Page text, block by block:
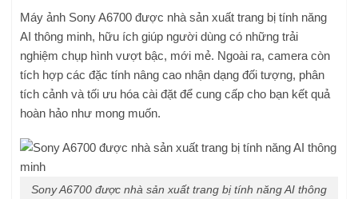
Máy ảnh Sony A6700 được nhà sản xuất trang bị tính năng
AI thông minh, hữu ích giúp người dùng có những trải
nghiệm chụp hình vượt bậc, mới mẻ. Ngoài ra, camera còn
tích hợp các đặc tính nâng cao nhận dạng đối tượng, phân
tích cảnh và tối ưu hóa cài đặt để cung cấp cho bạn kết quả
hoàn hảo như mong muốn.
Sony A6700 được nhà sản xuất trang bị tính năng AI thông